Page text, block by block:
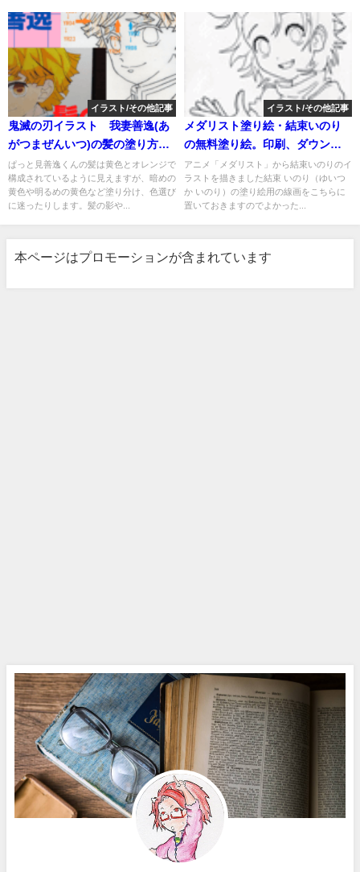
イラスト/その他記事
鬼滅の刃イラスト 我妻善逸(あ
がつまぜんいつ)の髪の塗り方。
コピック7色を使い分けて髪を塗
ってみる。
ぱっと見善逸くんの髪は黄色とオレンジで
構成されているように見えますが、暗めの
黄色や明るめの黄色など塗り分け、色選び
に迷ったりします。髪の影や...
イラスト/その他記事
メダリスト塗り絵・結束いのり
の無料塗り絵。印刷、ダウンロ
ードしてアイビスペイントで塗
り絵。線画をなぞって描き方の
練習にも。
アニメ「メダリスト」から結束いのりのイ
ラストを描きました結束 いのり（ゆいつ
か いのり）の塗り絵用の線画をこちらに
置いておきますのでよかった...
本ページはプロモーションが含まれています